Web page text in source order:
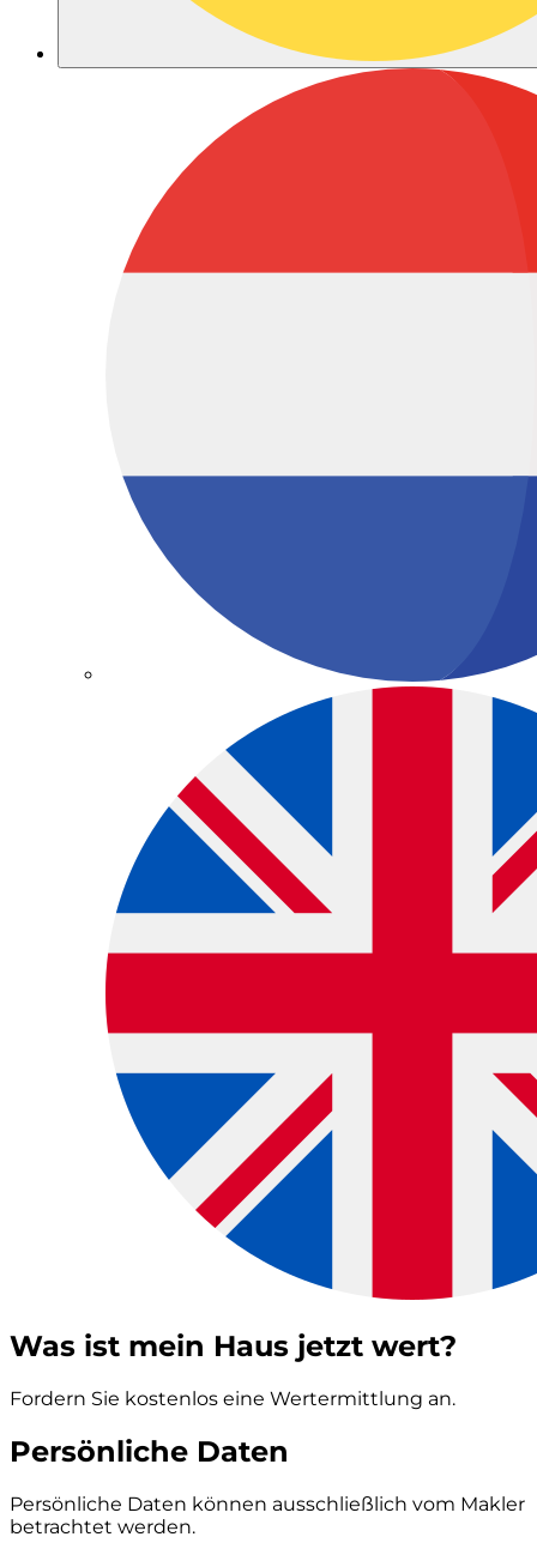
Was ist mein Haus jetzt wert?
Fordern Sie kostenlos eine Wertermittlung an.
Persönliche Daten
Persönliche Daten können ausschließlich vom Makler
betrachtet werden.